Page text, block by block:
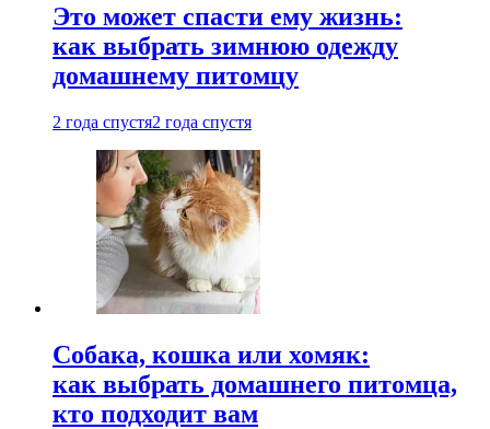
Это может спасти ему жизнь:
как выбрать зимнюю одежду
домашнему питомцу
2 года спустя2 года спустя
Собака, кошка или хомяк:
как выбрать домашнего питомца,
кто подходит вам